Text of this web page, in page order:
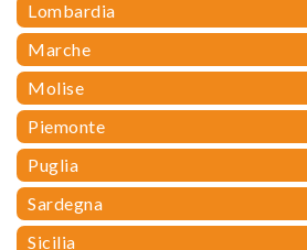
Lombardia
Marche
Molise
Piemonte
Puglia
Sardegna
Sicilia